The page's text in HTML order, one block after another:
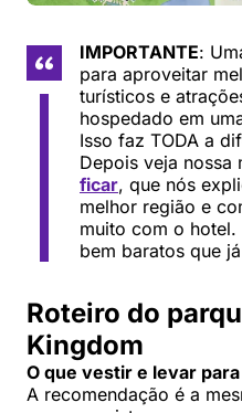
IMPORTANTE:
para aproveitar
turísticos e
hospedado em
Isso faz TODA a
Depois veja nossa
ficar, que nós
melhor região e
muito com o
bem baratos que
Roteiro do
Kingdom
O que vestir e levar
A recomendação é a